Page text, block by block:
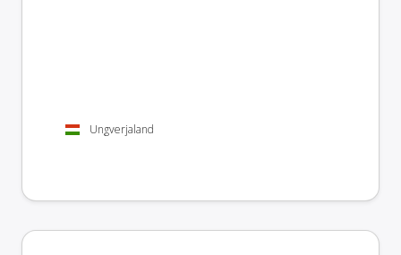
Ungverjaland